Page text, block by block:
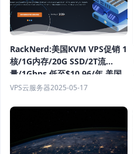
RackNerd:美国KVM VPS促销 1
核/1G内存/20G SSD/2T流
量/1Gbps 低至$10.96/年 美国
七大机房可选 支持自主更换IP
VPS云服务器2025-05-17